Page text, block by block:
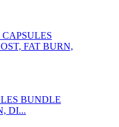
BUNDLE
DI...